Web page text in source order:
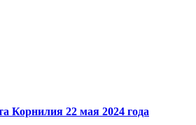
Корнилия 22 мая 2024 года